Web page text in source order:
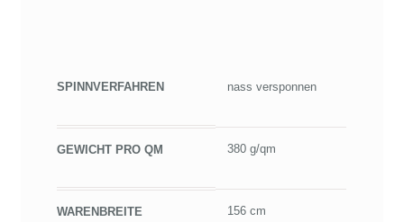
SPINNVERFAHREN nass versponnen
GEWICHT PRO QM 380 g/qm
WARENBREITE 156 cm